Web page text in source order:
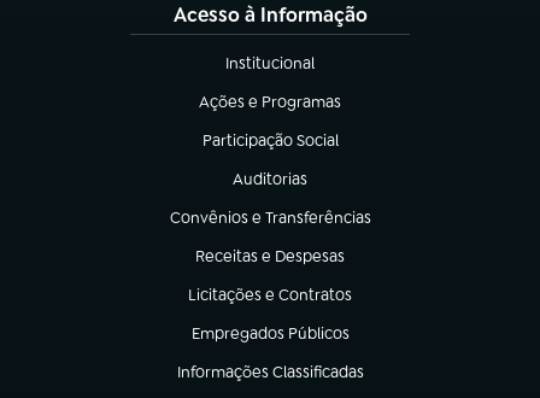
Acesso à Informação
Institucional
(abre em nova aba)
Ações e Programas
(abre em nova aba)
Participação Social
(abre em nova aba)
Auditorias
(abre em nova aba)
Convênios e Transferências
(abre em nova aba)
Receitas e Despesas
(abre em nova aba)
Licitações e Contratos
(abre em nova aba)
Empregados Públicos
(abre em nova aba)
Informações Classificadas
(abre em nova aba)